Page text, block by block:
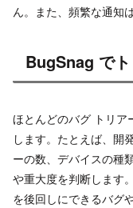
ん。また、頻繁な通知
BugSnag で
ほとんどのバグ トリア
します。たとえば、開
ーの数、デバイスの種
や重大度を判断します
を後回しにできるバグ